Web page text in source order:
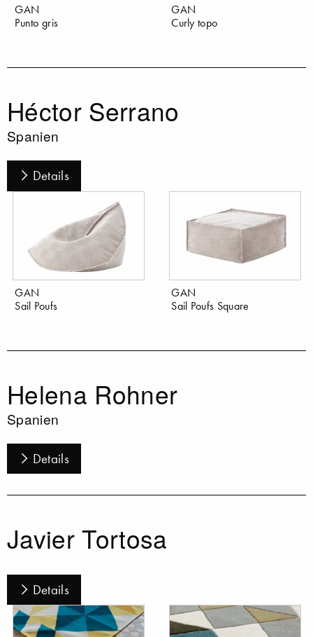
GAN
Punto gris
GAN
Curly topo
Héctor Serrano
Spanien
Details
GAN
Sail Poufs
GAN
Sail Poufs Square
Helena Rohner
Spanien
Details
Javier Tortosa
Details